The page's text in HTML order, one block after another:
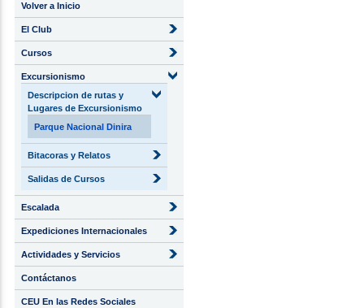
Volver a Inicio
El Club
Cursos
Excursionismo
Descripcion de rutas y
Lugares de Excursionismo
Parque Nacional Dinira
Bitacoras y Relatos
Salidas de Cursos
Escalada
Expediciones Internacionales
Actividades y Servicios
Contáctanos
CEU En las Redes Sociales